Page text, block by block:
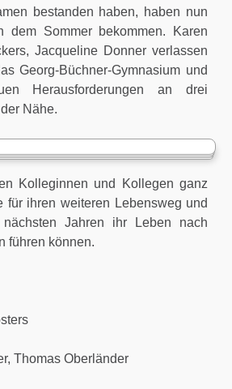
bestanden haben, haben nun
dem Sommer bekommen. Karen
Jacqueline Donner verlassen
Georg-Büchner-Gymnasium und
Herausforderungen an drei
Nähe.
Kolleginnen und Kollegen ganz
für ihren weiteren Lebensweg und
Jahren ihr Leben nach
führen können.
Thomas Oberländer